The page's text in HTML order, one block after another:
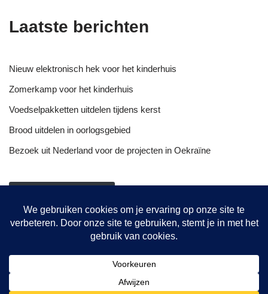
Laatste berichten
Nieuw elektronisch hek voor het kinderhuis
Zomerkamp voor het kinderhuis
Voedselpakketten uitdelen tijdens kerst
Brood uitdelen in oorlogsgebied
Bezoek uit Nederland voor de projecten in Oekraïne
De bakkerij